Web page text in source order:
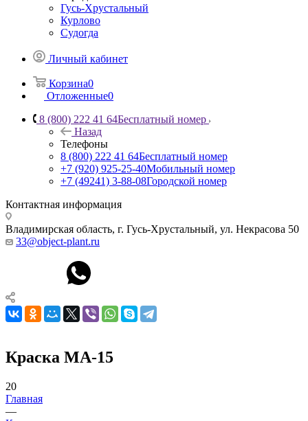
Гусь-Хрустальный
Курлово
Судогда
Личный кабинет
Корзина0
Отложенные0
8 (800) 222 41 64Бесплатный номер
Назад
Телефоны
8 (800) 222 41 64Бесплатный номер
+7 (920) 925-25-40Мобильный номер
+7 (49241) 3-88-08Городской номер
Контактная информация
Владимирская область, г. Гусь-Хрустальный, ул. Некрасова 50
33@object-plant.ru
Краска МА-15
20
Главная
—